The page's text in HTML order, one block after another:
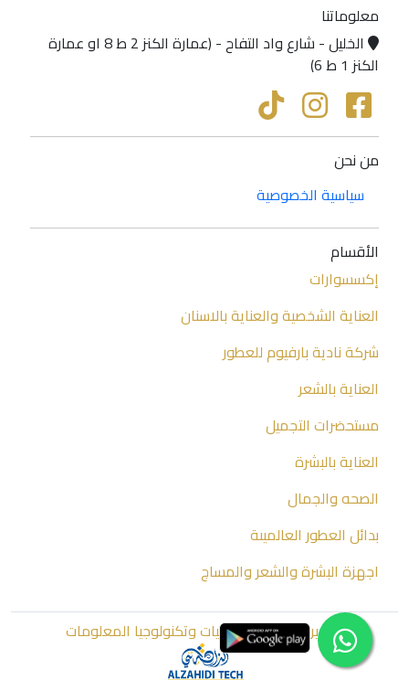
معلوماتنا
الخليل - شارع واد التفاح - (عمارة الكنز 2 ط 8 او عمارة
الكنز 1 ط 6)
من نحن
سياسية الخصوصية
الأقسام
إكسسوارات
العناية الشخصية والعناية بالاسنان
شركة نادية بارفيوم للعطور
العناية بالشعر
مستحضرات التجميل
العناية بالبشرة
الصحه والجمال
بدائل العطور العالميىة
اجهزة البشرة والشعر والمساج
تطوير الزاهدي للبرمجيات وتكنولوجيا المعلومات